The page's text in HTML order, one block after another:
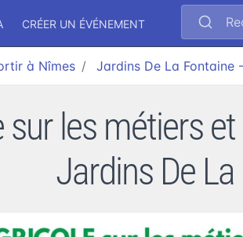
CRÉER UN ÉVÉNEMENT
à Nîmes Jardins De La Fontaine
les métiers
Jardins De